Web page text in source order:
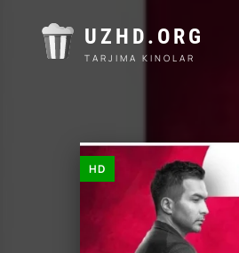
UZHD.ORG
TARJIMA KINOLAR
HD